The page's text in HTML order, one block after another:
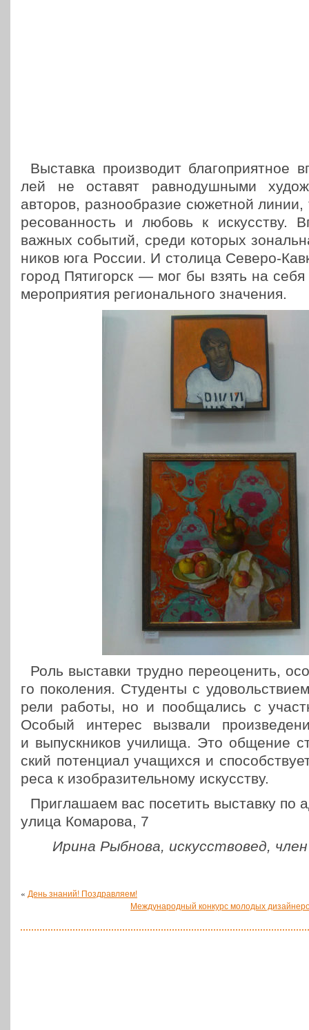
Выстав­ка про­из­во­дит бла­го­при­ят­ное
лей не оставят рав­но­душ­ны­ми
авторов, раз­но­об­ра­зие сюжет­ной линии,
ре­со­ван­ность и любовь к искус­ству.
важных событий, среди которых
ни­ков юга России. И столица Северо-
город Пяти­горск — мог бы взять на себя
меро­при­я­тия реги­о­наль­но­го значения.
Роль выстав­ки трудно пере­оце­нить,
го поко­ле­ния. Сту­ден­ты с
ре­ли работы, но и пооб­ща­лись с
Особый интерес вызвали
и выпуск­ни­ков училища. Это общение
ский потен­ци­ал уча­щих­ся и
ре­са к изоб­ра­зи­тель­но­му искусству.
При­гла­ша­ем вас посе­тить выстав­ку по
улица Кома­ро­ва, 7
Ирина Рыбнова, искус­ство­вед,
« День знаний! Поздравляем!
Международный конкурс молодых